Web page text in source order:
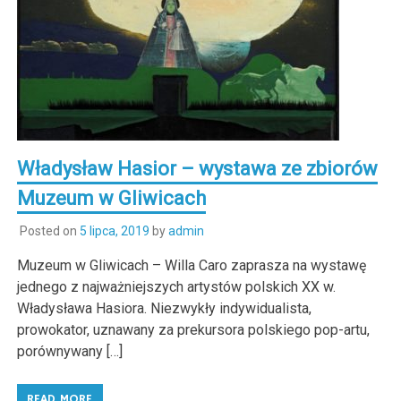
Władysław Hasior – wystawa ze zbiorów
Muzeum w Gliwicach
Posted on 5 lipca, 2019 byadmin
Muzeum w Gliwicach – Willa Caro zaprasza na wystawę
jednego z najważniejszych artystów polskich XX w.
Władysława Hasiora. Niezwykły indywidualista,
prowokator, uznawany za prekursora polskiego pop-artu,
porównywany […]